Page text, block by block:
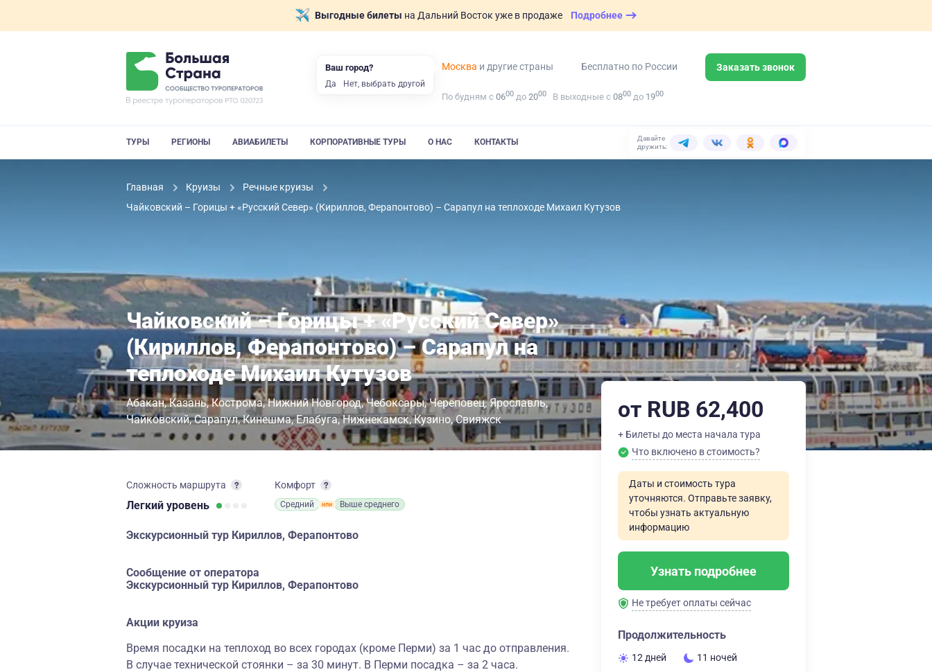
Выгодные билеты на Дальний Восток уже в продаже Подробнее
Москва и другие страны Бесплатно по России Заказать звонок
По будням с 0600 до 2000 В выходные с 0800 до 1900
ТУРЫ РЕГИОНЫ АВИАБИЛЕТЫ КОРПОРАТИВНЫЕ ТУРЫ О НАС КОНТАКТЫ
Давайте
дружить:
Главная Круизы
Речные круизы
Чайковский – Горицы + «Русский Север» (Кириллов, Ферапонтово) – Сарапул на теплоходе Михаил Кутузов
Чайковский – Горицы + «Русский Север»
(Кириллов, Ферапонтово) – Сарапул на
теплоходе Михаил Кутузов
Абакан Казань Кострома Нижний Новгород Чебоксары Череповец Ярославль
Чайковский Сарапул Кинешма Елабуга Нижнекамск Кузино Свияжск
Сложность маршрута
Легкий уровень
Комфорт
Средний Выше среднего
Экскурсионный тур Кириллов, Ферапонтово
Сообщение от оператора
Экскурсионный тур Кириллов, Ферапонтово
Акции круиза
Время посадки на теплоход во всех городах (кроме Перми) за 1 час до отправления.
В случае технической стоянки – за 30 минут. В Перми посадка – за 2 часа.
от RUB 62,400
+ Билеты до места начала тура
Что включено в стоимость?
Даты и стоимость тура
уточняются. Отправьте заявку,
чтобы узнать актуальную
информацию
Узнать подробнее
Не требует оплаты сейчас
Продолжительность
12 дней 11 ночей
Ваш город?
Да Нет, выбрать другой